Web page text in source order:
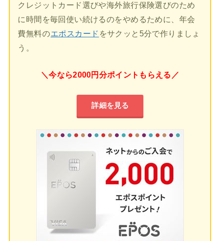
クレジットカード選びや海外旅行保険選びのため
に時間を毎回使い続けるのをやめるために、年会
費無料のエポスカード をサクッと5分で作りましょ
う。
＼今なら2000円分ポイントもらえる／
詳細を見る